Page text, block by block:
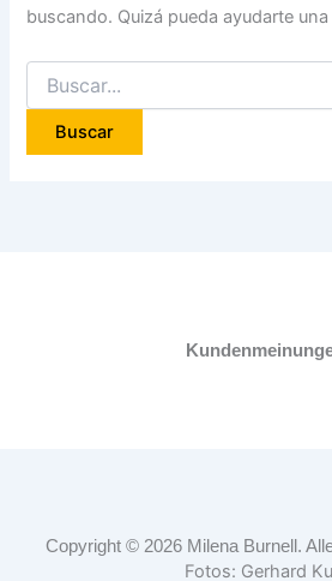
buscando. Quizá pueda ayudarte
Copyright © 2026 Milena Burnell.
Fotos: Gerhard